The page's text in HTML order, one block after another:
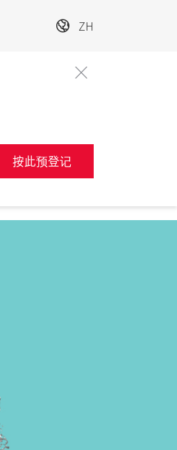
ZH
按此预登记